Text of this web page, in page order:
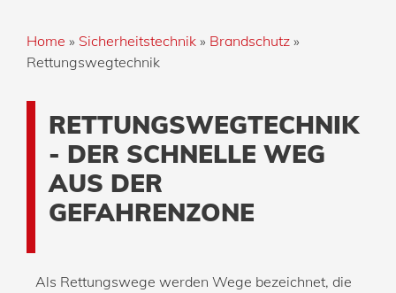
Home » Sicherheitstechnik » Brandschutz »
Rettungswegtechnik
RETTUNGSWEGTECHNIK
- DER SCHNELLE WEG
AUS DER
GEFAHRENZONE
Als Rettungswege werden Wege bezeichnet, die